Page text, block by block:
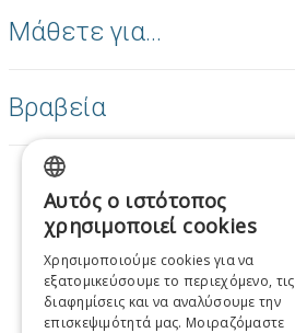
Μάθετε για...
Βραβεία
GREEK
FRENCH
ITALIAN
Αυτός ο ιστότοπος
χρησιμοποιεί cookies
Χρησιμοποιούμε cookies για να
εξατομικεύσουμε το περιεχόμενο, τις
διαφημίσεις και να αναλύσουμε την
επισκεψιμότητά μας. Μοιραζόμαστε